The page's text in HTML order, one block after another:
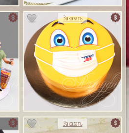
Заказать
Заказать